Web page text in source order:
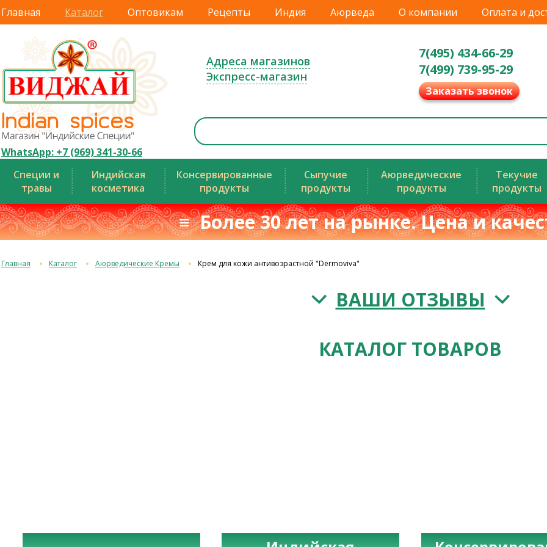
Главная Каталог Оптовикам Рецепты Индия Аюрведа О компании Оплата и
WhatsApp: +7 (969) 341-30-66
Адреса магазинов
Экспресс-магазин
7(495) 434-66-29
7(499) 739-95-29
Заказать звонок
Специи и
травы
Индийская
косметика
Консервированные
продукты
Сыпучие
продукты
Аюрведические
продукты
Текучие
продукты
≡ Более 30 лет на рынке. Цена и
Главная Каталог Аюрведические Кремы Крем для кожи антивозрастной "Dermoviva"
ВАШИ ОТЗЫВЫ
КАТАЛОГ ТОВАРОВ